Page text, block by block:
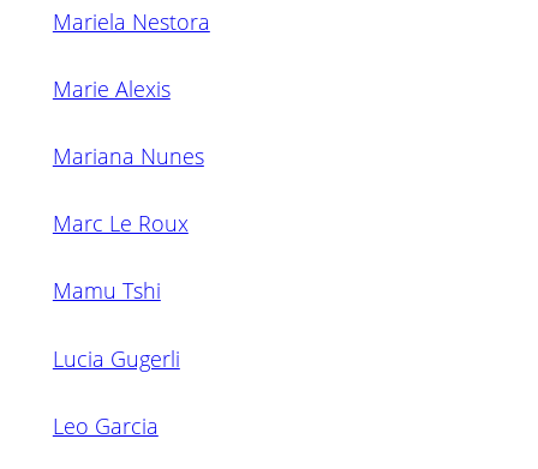
Mariela Nestora
Marie Alexis
Mariana Nunes
Marc Le Roux
Mamu Tshi
Lucia Gugerli
Leo Garcia